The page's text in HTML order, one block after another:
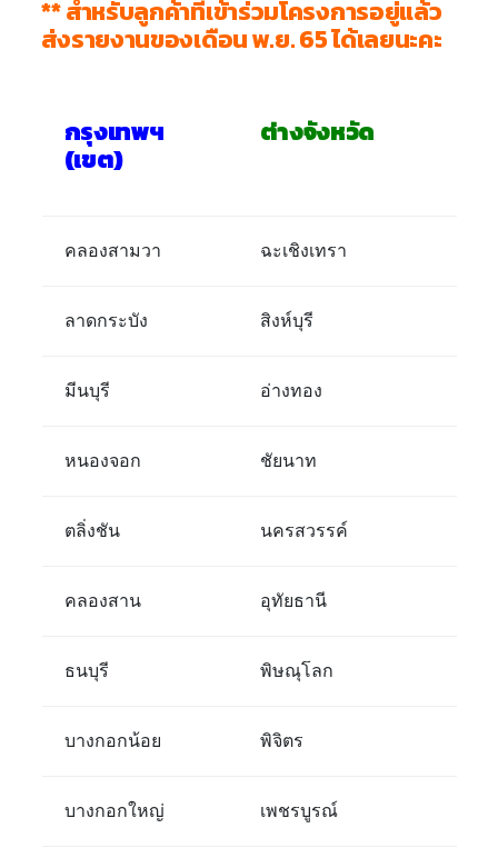
** สำหรับลูกค้าที่เข้าร่วมโครงการอยู่แล้ว
ส่งรายงานของเดือน พ.ย. 65 ได้เลยนะคะ
กรุงเทพฯ
(เขต)
ต่างจังหวัด
คลองสามวา ฉะเชิงเทรา
ลาดกระบัง สิงห์บุรี
มีนบุรี อ่างทอง
หนองจอก ชัยนาท
ตลิ่งชัน นครสวรรค์
คลองสาน อุทัยธานี
ธนบุรี พิษณุโลก
บางกอกน้อย พิจิตร
บางกอกใหญ่ เพชรบูรณ์